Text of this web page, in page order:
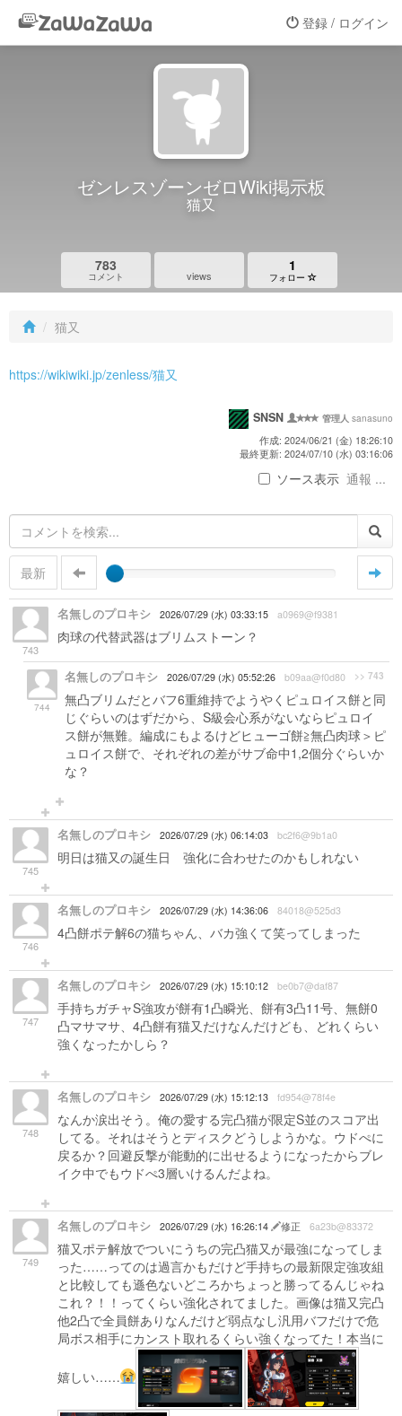
登録 / ログイン
ゼンレスゾーンゼロWiki掲示板
猫又
783
コメント views
1
フォロー
猫又
https://wikiwiki.jp/zenless/猫又
SNSN 管理人 sanasuno
作成: 2024/06/21 (金) 18:26:10
最終更新: 2024/07/10 (水) 03:16:06
ソース表示 通報 ...
最新
743
名無しのプロキシ 2026/07/29 (水) 03:33:15 a0969@f9381
肉球の代替武器はブリムストーン？
744
名無しのプロキシ 2026/07/29 (水) 05:52:26 b09aa@f0d80 >> 743
無凸ブリムだとバフ6重維持でようやくピュロイス餅と同
じぐらいのはずだから、S級会心系がないならピュロイ
ス餅が無難。編成にもよるけどヒューゴ餅≧無凸肉球＞ピ
ュロイス餅で、それぞれの差がサブ命中1,2個分ぐらいか
な？
745
名無しのプロキシ 2026/07/29 (水) 06:14:03 bc2f6@9b1a0
明日は猫又の誕生日 強化に合わせたのかもしれない
746
名無しのプロキシ 2026/07/29 (水) 14:36:06 84018@525d3
4凸餅ポテ解6の猫ちゃん、バカ強くて笑ってしまった
747
名無しのプロキシ 2026/07/29 (水) 15:10:12 be0b7@daf87
手持ちガチャS強攻が餅有1凸瞬光、餅有3凸11号、無餅0
凸マサマサ、4凸餅有猫又だけなんだけども、どれくらい
強くなったかしら？
748
名無しのプロキシ 2026/07/29 (水) 15:12:13 fd954@78f4e
なんか涙出そう。俺の愛する完凸猫が限定S並のスコア出
してる。それはそうとディスクどうしようかな。ウドぺに
戻るか？回避反撃が能動的に出せるようになったからブレ
イク中でもウドぺ3層いけるんだよね。
749
名無しのプロキシ 2026/07/29 (水) 16:26:14 修正 6a23b@83372
猫又ポテ解放でついにうちの完凸猫又が最強になってしま
った……ってのは過言かもだけど手持ちの最新限定強攻組
と比較しても遜色ないどころかちょっと勝ってるんじゃね
これ？！！ってくらい強化されてました。画像は猫又完凸
他2凸で全員餅ありなんだけど弱点なし汎用バフだけで危
局ボス相手にカンスト取れるくらい強くなってた！本当に
嬉しい……